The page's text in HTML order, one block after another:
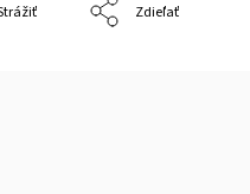
Zdieľať